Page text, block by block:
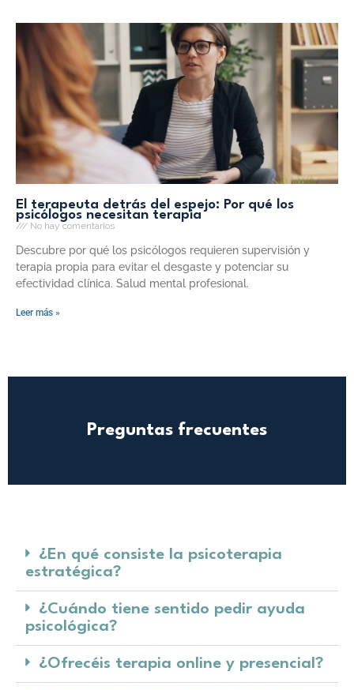
El terapeuta detrás del espejo: Por qué los
psicólogos necesitan terapia
No hay comentarios
Descubre por qué los psicólogos requieren supervisión y
terapia propia para evitar el desgaste y potenciar su
efectividad clínica. Salud mental profesional.
Leer más »
Preguntas frecuentes
¿En qué consiste la psicoterapia
estratégica?
¿Cuándo tiene sentido pedir ayuda
psicológica?
¿Ofrecéis terapia online y presencial?